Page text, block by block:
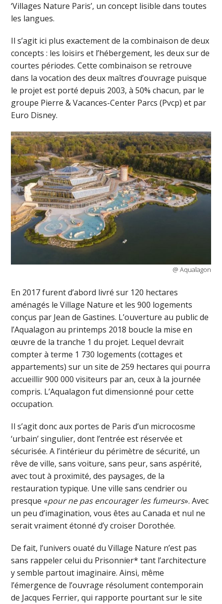
‘Villages Nature Paris’, un concept lisible dans toutes
les langues.
Il s’agit ici plus exactement de la combinaison de deux
concepts : les loisirs et l’hébergement, les deux sur de
courtes périodes. Cette combinaison se retrouve
dans la vocation des deux maîtres d’ouvrage puisque
le projet est porté depuis 2003, à 50% chacun, par le
groupe Pierre & Vacances-Center Parcs (Pvcp) et par
Euro Disney.
@ Aqualagon
En 2017 furent d’abord livré sur 120 hectares
aménagés le Village Nature et les 900 logements
conçus par Jean de Gastines. L’ouverture au public de
l’Aqualagon au printemps 2018 boucle la mise en
œuvre de la tranche 1 du projet. Lequel devrait
compter à terme 1 730 logements (cottages et
appartements) sur un site de 259 hectares qui pourra
accueillir 900 000 visiteurs par an, ceux à la journée
compris. L’Aqualagon fut dimensionné pour cette
occupation.
Il s’agit donc aux portes de Paris d’un microcosme
‘urbain’ singulier, dont l’entrée est réservée et
sécurisée. A l’intérieur du périmètre de sécurité, un
rêve de ville, sans voiture, sans peur, sans aspérité,
avec tout à proximité, des paysages, de la
restauration typique. Une ville sans cendrier ou
presque «pour ne pas encourager les fumeurs». Avec
un peu d’imagination, vous êtes au Canada et nul ne
serait vraiment étonné d’y croiser Dorothée.
De fait, l’univers ouaté du Village Nature n’est pas
sans rappeler celui du Prisonnier* tant l’architecture
y semble partout imaginaire. Ainsi, même
l’émergence de l’ouvrage résolument contemporain
de Jacques Ferrier, qui rapporte pourtant sur le site